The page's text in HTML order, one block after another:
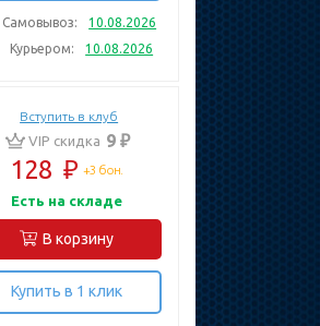
Самовывоз:
10.08.2026
Курьером:
10.08.2026
Вступить в клуб
VIP скидка 9 ₽
128 ₽ +3 бон.
Есть на складе
В корзину
Купить в 1 клик